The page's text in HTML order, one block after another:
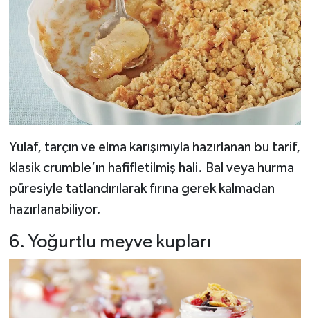
Yulaf, tarçın ve elma karışımıyla hazırlanan bu tarif,
klasik crumble’ın hafifletilmiş hali. Bal veya hurma
püresiyle tatlandırılarak fırına gerek kalmadan
hazırlanabiliyor.
6. Yoğurtlu meyve kupları